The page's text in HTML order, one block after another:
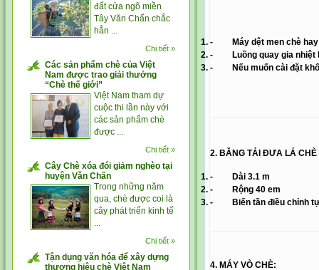
đất cửa ngõ miền
Tây Văn Chấn chắc
hẳn ...
Chi tiết »
Các sản phẩm chè của Việt
Nam được trao giải thưởng
“Chè thế giới”
Việt Nam tham dự
cuộc thi lần này với
các sản phẩm chè
được ...
Chi tiết »
Cây Chè xóa đói giảm nghèo tại
huyện Văn Chấn
Trong những năm
qua, chè được coi là
cây phát triển kinh tế
...
Chi tiết »
Tận dụng văn hóa để xây dựng
thương hiệu chè Việt Nam
- Máy dệt men chè hay
- Luồng quay gia nhiệt
- Nếu muốn cài đặt
2. BĂNG TẢI ĐƯA LÁ
- Dài 3.1 m
- Rộng 40 em
- Biến tần điều chỉnh tự
4. MÁY VÒ CHÈ: